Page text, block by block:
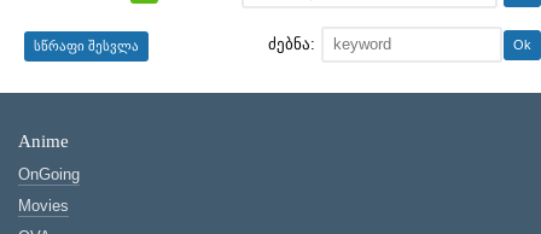
ძებნა:
Anime
OnGoing
Movies